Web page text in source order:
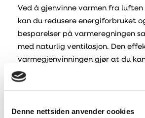
Denne nettsiden anvender cookies
Ved å gjenvinne varmen fra luften
kan du redusere energiforbruket
besparelser på varmeregningen
med naturlig ventilasjon. Den
varmegjenvinningen gjør at du
hjemmet ditt uten å miste
Fleksibilitet og skalerbarhet